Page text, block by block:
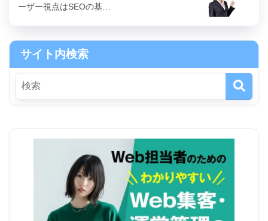
ーザー視点はSEOの基…
サイト内検索